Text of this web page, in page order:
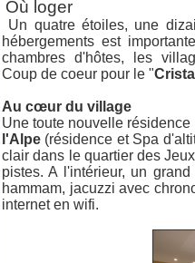
Où loger
Un quatre étoiles, une
hébergements est
chambres d'hôtes, les
Coup de coeur pour le "
Au cœur du village
Une toute nouvelle
l'Alpe (résidence et Spa
clair dans le quartier des
pistes. A l'intérieur, un
hammam, jacuzzi avec
internet en wifi.